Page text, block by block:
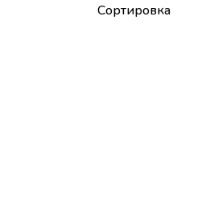
Сортировка